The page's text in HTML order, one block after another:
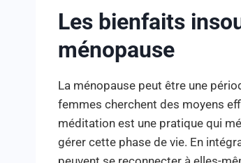
Les bienfaits
ménopause
La ménopause peut être une
femmes cherchent des moyens
méditation est une pratique qui
gérer cette phase de vie. En